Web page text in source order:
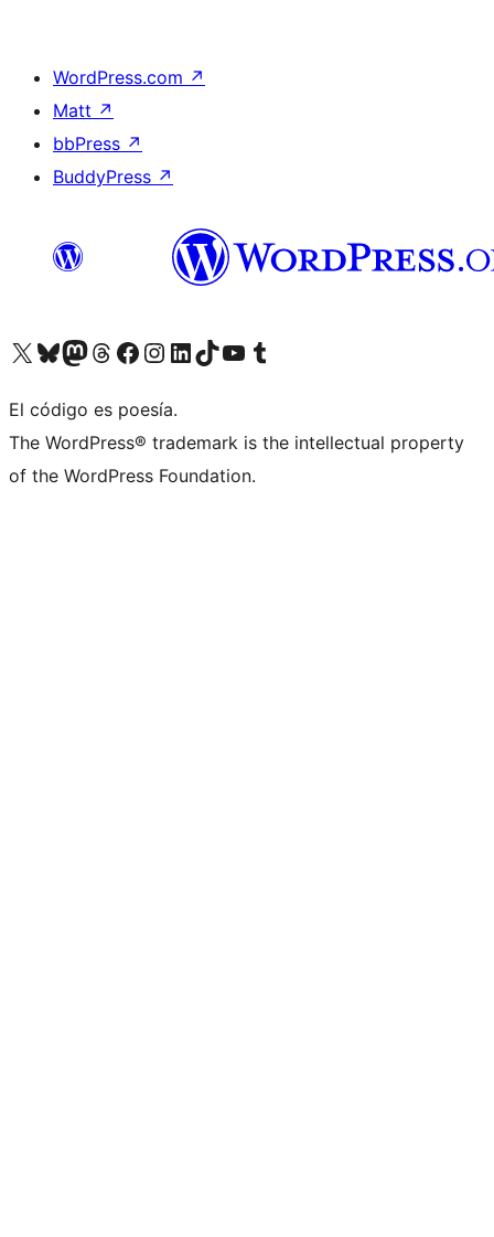
WordPress.com ↗
Matt ↗
bbPress ↗
BuddyPress ↗
Visita nuestra cuenta de X (anteriormente Twitter)
Visita nuestra cuenta de Bluesky
Visita nuestra cuenta de Mastodon
Visita nuestra cuenta de Threads
Visita nuestra página de Facebook
Visita nuestra cuenta de Instagram
Visita nuestra cuenta de LinkedIn
Visita nuestra cuenta de TikTok
Visita nuestro canal de YouTube
Visita nuestra cuenta de Tumblr
El código es poesía.
The WordPress® trademark is the intellectual property
of the WordPress Foundation.